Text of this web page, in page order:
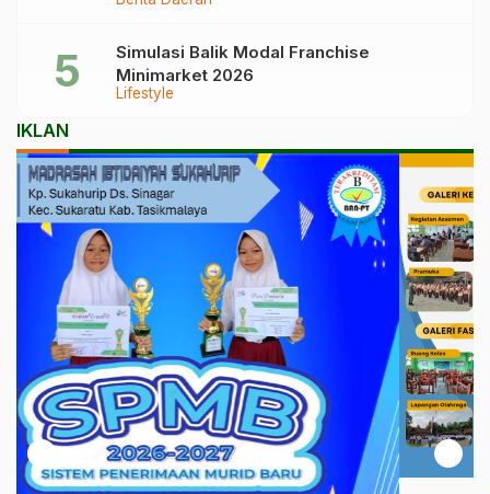
Lifestyle
Simulasi Balik Modal Franchise
Minimarket 2026
IKLAN